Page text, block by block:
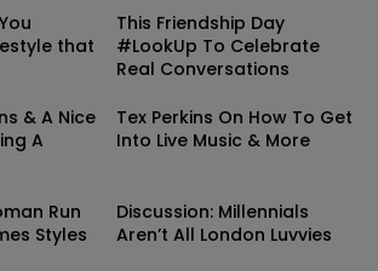
that
This Friendship Day
#LookUp To Celebrate
Real Conversations
& A Nice
A
Tex Perkins On How To Get
Into Live Music & More
Run
Styles
Discussion: Millennials
Aren’t All London Luvvies